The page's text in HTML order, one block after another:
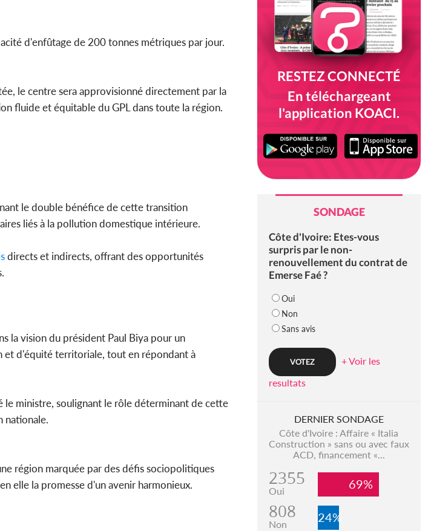
d'enfûtage de 200 tonnes métriques par jour.
le centre sera approvisionné directement par la
fluide et équitable du GPL dans toute la région.
le double bénéfice de cette transition
liés à la pollution domestique intérieure.
directs et indirects, offrant des opportunités
la vision du président Paul Biya pour un
et d'équité territoriale, tout en répondant à
le ministre, soulignant le rôle déterminant de cette
nationale.
région marquée par des défis sociopolitiques
elle la promesse d'un avenir harmonieux.
RESTEZ CONNECTÉ
En téléchargeant
l'application KOACI.
SONDAGE
Côte d'Ivoire: Etes-vous
surpris par le non-
renouvellement du contrat de
Emerse Faé ?
Oui
Non
Sans avis
+ Voir les
resultats
DERNIER SONDAGE
Côte d'Ivoire : Affaire « Italia
Construction » sans ou avec faux
ACD, financement «...
2355
Oui 69%
808
Non 24%